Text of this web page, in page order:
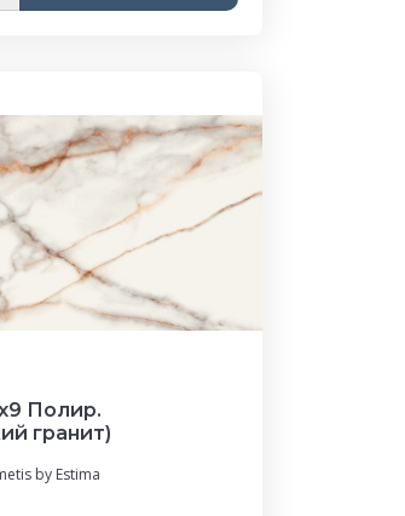
Полир.
гранит)
by Estima